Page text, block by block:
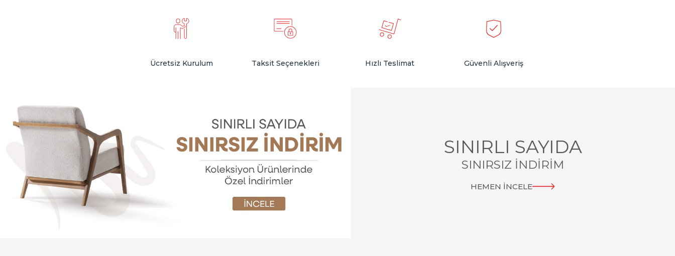
Ücretsiz Kurulum Taksit Seçenekleri Hızlı Teslimat Güvenli Alışveriş
SINIRLI SAYIDA
SINIRSIZ İNDİRİM
HEMEN İNCELE